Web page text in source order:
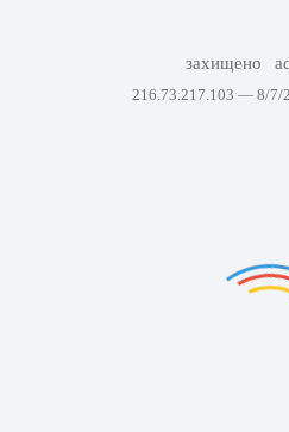
захищено
216.73.217.103 — 8/7/